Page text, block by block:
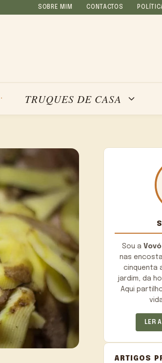
SOBRE MIM CONTACTOS
TRUQUES DE CASA
Sou a
nas
cinquenta
jardim, da
Aqui
LER
ARTIGOS